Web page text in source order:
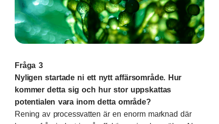
Fråga 3
Nyligen startade ni ett nytt affärsområde. Hur
kommer detta sig och hur stor uppskattas
potentialen vara inom detta område?
Rening av processvatten är en enorm marknad där